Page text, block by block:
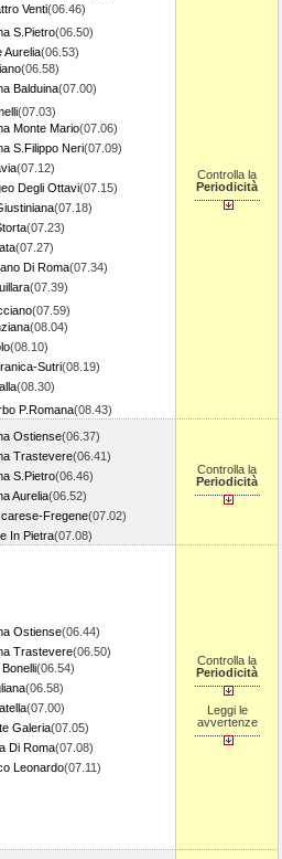
Venti(06.46)
S.Pietro(06.50)
Aurelia(06.53)
(06.58)
Balduina(07.00)
(07.03)
Monte Mario(07.06)
S.Filippo Neri(07.09)
(07.12)
Degli Ottavi(07.15)
(07.18)
(07.23)
(07.27)
Di Roma(07.34)
(07.39)
(07.59)
(08.04)
(08.10)
Sutri(08.19)
(08.30)
P.Romana(08.43)
Controlla la
Periodicità
Ostiense(06.37)
Trastevere(06.41)
S.Pietro(06.46)
Aurelia(06.52)
Fregene(07.02)
In Pietra(07.08)
Controlla la
Periodicità
Ostiense(06.44)
Trastevere(06.50)
Bonelli(06.54)
(06.58)
(07.00)
Galeria(07.05)
Di Roma(07.08)
Leonardo(07.11)
Controlla la
Periodicità
Leggi le
avvertenze